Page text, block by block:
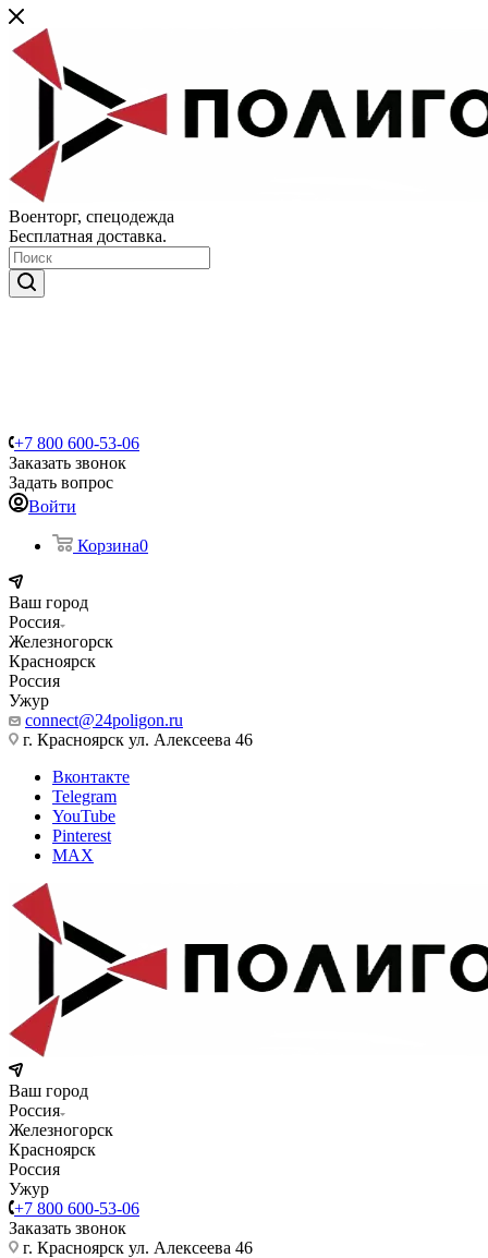
Военторг, спецодежда
Бесплатная доставка.
+7 800 600-53-06
Заказать звонок
Задать вопрос
Войти
Корзина0
Ваш город
Россия
Железногорск
Красноярск
Россия
Ужур
connect@24poligon.ru
г. Красноярск ул. Алексеева 46
Вконтакте
Telegram
YouTube
Pinterest
MAX
Ваш город
Россия
Железногорск
Красноярск
Россия
Ужур
+7 800 600-53-06
Заказать звонок
г. Красноярск ул. Алексеева 46